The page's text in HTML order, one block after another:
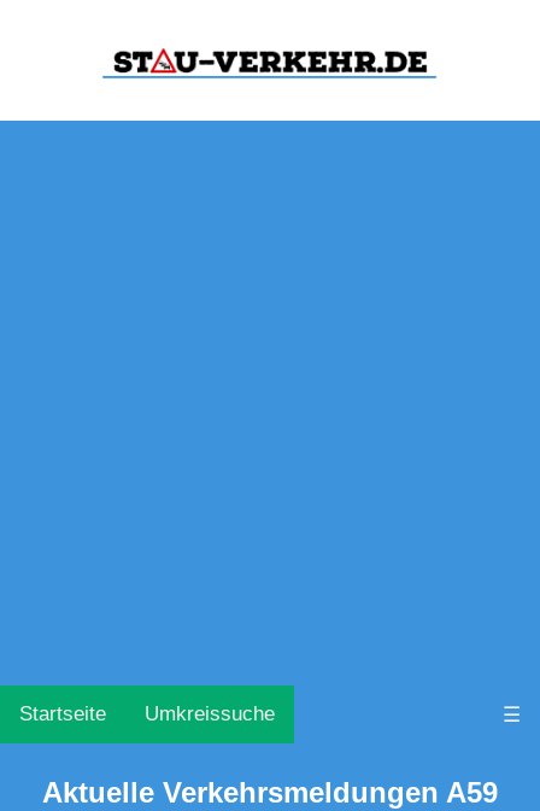
Startseite Umkreissuche ☰
Aktuelle Verkehrsmeldungen A59